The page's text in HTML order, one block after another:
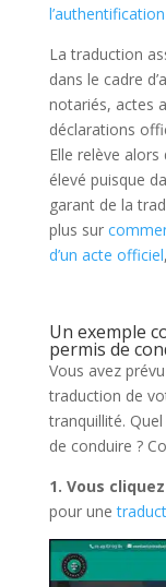
La traduction
dans le cadre
notariés, actes
déclarations
Elle relève alors
élevé puisque
garant de la
plus sur
d’un acte officiel
Un exemple
permis de
Vous avez
traduction de
tranquillité.
de conduire ?
1. Vous
pour une